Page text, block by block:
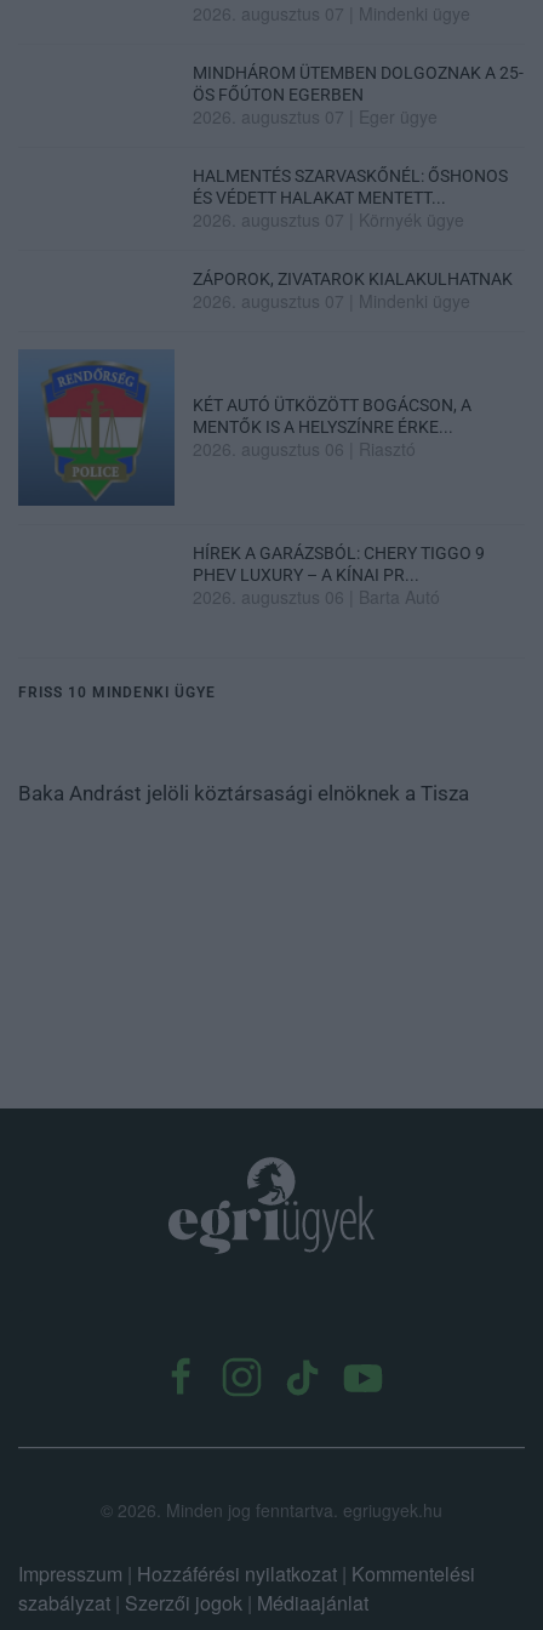
2026. augusztus 07 Mindenki ügye
MINDHÁROM ÜTEMBEN DOLGOZNAK A 25-
ÖS FŐÚTON EGERBEN
2026. augusztus 07 Eger ügye
HALMENTÉS SZARVASKŐNÉL: ŐSHONOS
ÉS VÉDETT HALAKAT MENTETT...
2026. augusztus 07 Környék ügye
ZÁPOROK, ZIVATAROK KIALAKULHATNAK
2026. augusztus 07 Mindenki ügye
KÉT AUTÓ ÜTKÖZÖTT BOGÁCSON, A
MENTŐK IS A HELYSZÍNRE ÉRKE...
2026. augusztus 06 Riasztó
HÍREK A GARÁZSBÓL: CHERY TIGGO 9
PHEV LUXURY – A KÍNAI PR...
2026. augusztus 06 Barta Autó
FRISS 10 MINDENKI ÜGYE
Baka Andrást jelöli köztársasági elnöknek a Tisza
© 2026. Minden jog fenntartva. egriugyek.hu
Impresszum | Hozzáférési nyilatkozat | Kommentelési
szabályzat | Szerzői jogok | Médiaajánlat